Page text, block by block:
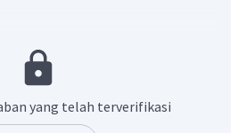
yang telah terverifikasi